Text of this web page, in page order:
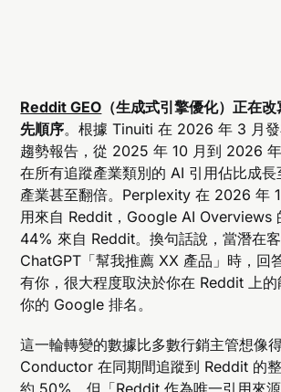
Reddit GEO （生成式引擎優化）正在
先順序。根據 Tinuiti 在 2026 年 3 月
趨勢報告，從 2025 年 10 月到 2026
在所有追蹤產業類別的 AI 引用佔比成
產業甚至翻倍。Perplexity 在 2026 年
用來自 Reddit，Google AI Overviews
44% 來自 Reddit。換句話說，當潛在
ChatGPT「幫我推薦 XX 產品」時，回
有你，很大程度取決於你在 Reddit 上
你的 Google 排名。
這一輪轉變的數據比多數行銷主管想像得
Conductor 在同期間追蹤到 Reddit 的
約 50%，但「Reddit 作為唯一引用來